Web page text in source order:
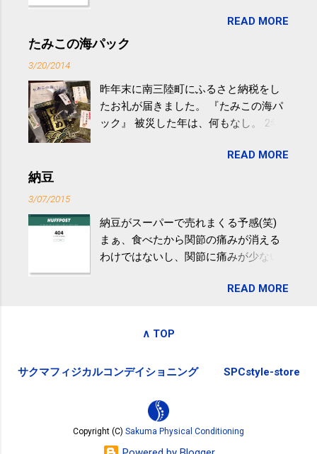
やすい。 スポーツウェア・シューズで
するものだけが運動ではない。 食べ
けると改善する、との結果を筑波大の
研究チームが発表した。改善が期待で
きるのは、過度の飲酒が原因ではない
減らなくても効果があるという。 正田
波大「減量しなくても効果」 - ニュー
ス - アピタル（医療・健康）
READ MORE
たみこの海パック
3/20/2014
昨年末に南三陸町にふるさと納税をし
たお礼が届きました。 『たみこの海パ
ック』 被災した年は、何もなし。 2年
が『たみこの海パック』。 ボランティ
全く考えていなかったので、貰えると
少しづつ復興してる感が伝わってきて
嬉しいです。 あと、ふるさと納税が節
ですが、節税になるほど稼げていない
税務局｜ふるさと納税など個人住民税
READ MORE
納豆
3/07/2015
納豆がスーパーで売れまくる予感(笑)
まぁ、食べたから関節の痛みが消える
わけではないし、関節に痛みが少ない
ど。。 「関節の老化」は、「コンドロ
歳をピークにして、体内で作られる量
代の半分、60代ではそのさらに半分に
起こさないためには、食生活で「コン
ドロイチン」を補うことが大切。そし
て「コンドロイチン」という成分は、
READ MORE
∧ TOP
サクマフィジカルコンデイショニング SPCstyle-store
Copyright (C) Sakuma Physical Conditioning